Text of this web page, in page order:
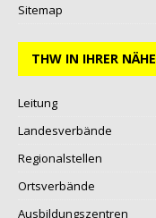
Sitemap
THW IN IHRER NÄHE
Leitung
Landesverbände
Regionalstellen
Ortsverbände
Ausbildungszentren